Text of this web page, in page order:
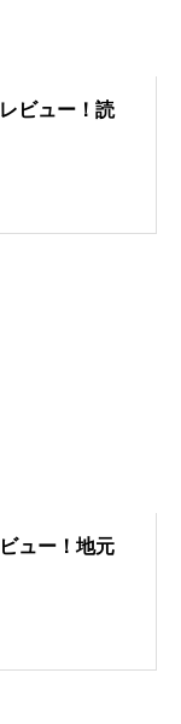
ビュー！読
ュー！地元